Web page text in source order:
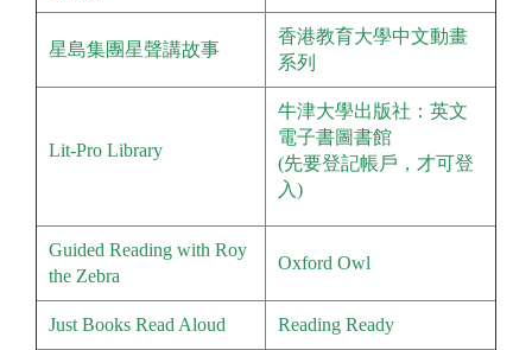
星島集團星聲講故事
香港教育大學中文動畫
系列
Lit-Pro Library
牛津大學出版社：英文
電子書圖書館
(先要登記帳戶，才可登
入)
Guided Reading with Roy
the Zebra
Oxford Owl
Just Books Read Aloud Reading Ready